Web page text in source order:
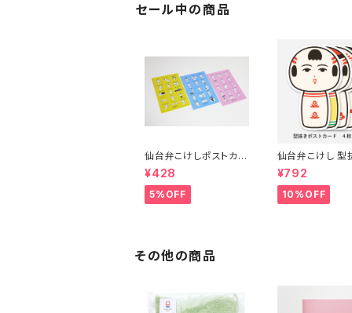
セール中の商品
仙台弁こけしポストカー
ド３枚セット（ピンク・ブ
ルー・イエロー）
¥428
5%OFF
仙台弁こけし 型
ストカード（４枚
¥792
10%OFF
その他の商品